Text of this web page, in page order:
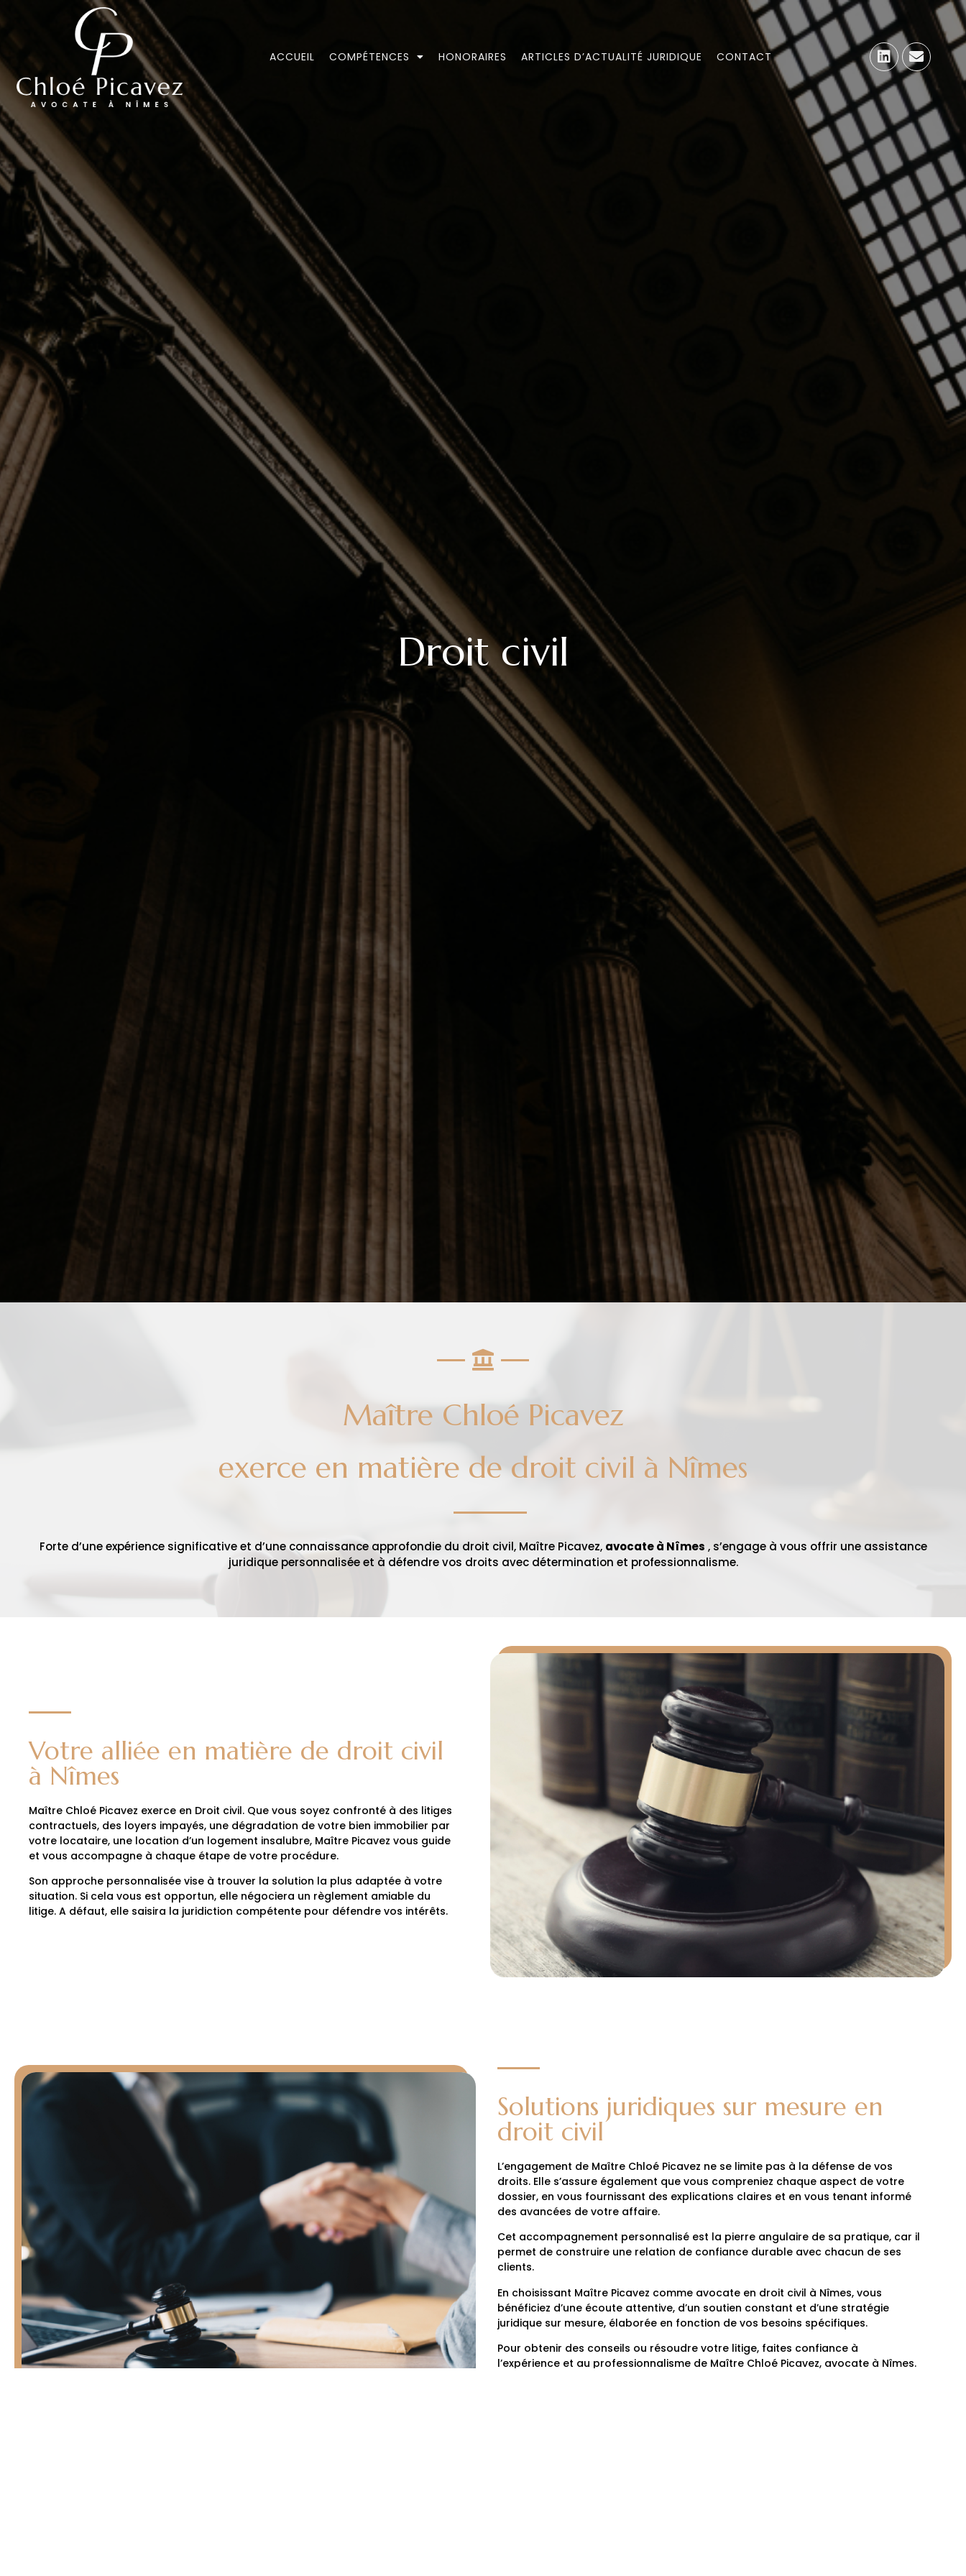
ACCUEIL COMPÉTENCES HONORAIRES ARTICLES D’ACTUALITÉ JURIDIQUE CONTACT
Droit civil
Maître Chloé Picavez
exerce en matière de droit civil à Nîmes
Forte d’une expérience significative et d’une connaissance approfondie du droit civil, Maître Picavez, avocate à Nîmes , s’engage à vous offrir une assistance
juridique personnalisée et à défendre vos droits avec détermination et professionnalisme.
Votre alliée en matière de droit civil
à Nîmes
Maître Chloé Picavez exerce en Droit civil. Que vous soyez confronté à des litiges
contractuels, des loyers impayés, une dégradation de votre bien immobilier par
votre locataire, une location d’un logement insalubre, Maître Picavez vous guide
et vous accompagne à chaque étape de votre procédure.
Son approche personnalisée vise à trouver la solution la plus adaptée à votre
situation. Si cela vous est opportun, elle négociera un règlement amiable du
litige. A défaut, elle saisira la juridiction compétente pour défendre vos intérêts.
Solutions juridiques sur mesure en
droit civil
L’engagement de Maître Chloé Picavez ne se limite pas à la défense de vos
droits. Elle s’assure également que vous compreniez chaque aspect de votre
dossier, en vous fournissant des explications claires et en vous tenant informé
des avancées de votre affaire.
Cet accompagnement personnalisé est la pierre angulaire de sa pratique, car il
permet de construire une relation de confiance durable avec chacun de ses
clients.
En choisissant Maître Picavez comme avocate en droit civil à Nîmes, vous
bénéficiez d’une écoute attentive, d’un soutien constant et d’une stratégie
juridique sur mesure, élaborée en fonction de vos besoins spécifiques.
Pour obtenir des conseils ou résoudre votre litige, faites confiance à
l’expérience et au professionnalisme de Maître Chloé Picavez, avocate à Nîmes.